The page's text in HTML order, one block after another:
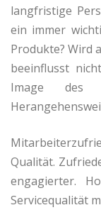
langfristige
ein immer
Produkte? Wird
beeinflusst
Image des
Qualität.
engagierter.
Servicequalität